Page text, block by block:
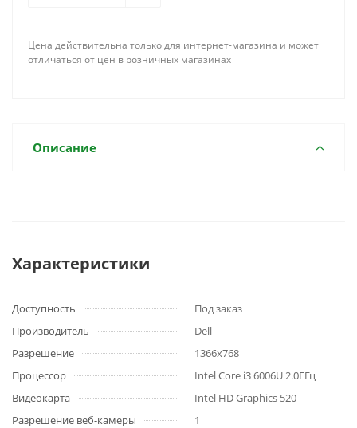
Цена действительна только для интернет-магазина и может
отличаться от цен в розничных магазинах
Описание
Характеристики
Доступность
Под заказ
Производитель
Dell
Разрешение
1366x768
Процессор
Intel Core i3 6006U 2.0ГГц
Видеокарта
Intel HD Graphics 520
Разрешение веб-камеры
1